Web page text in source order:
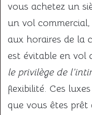
vous achetez un
un vol
aux horaires de la
est évitable en vol
le privilège de
flexibilité. Ces
que vous êtes prêt